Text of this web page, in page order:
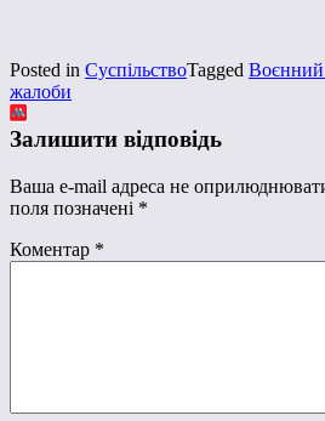
Posted in СуспільствоTagged Воєнний
жалоби
Залишити відповідь
Ваша e-mail адреса не
поля позначені *
Коментар *